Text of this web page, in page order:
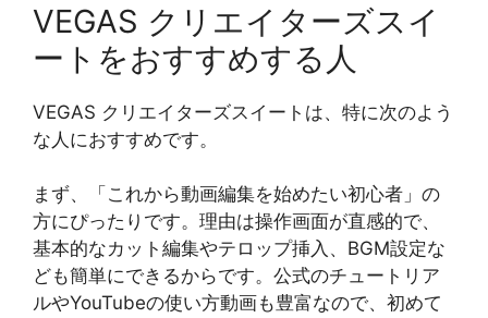
VEGAS クリエイターズスイ
ートをおすすめする人
VEGAS クリエイターズスイートは、特に次のよう
な人におすすめです。
まず、「これから動画編集を始めたい初心者」の
方にぴったりです。理由は操作画面が直感的で、
基本的なカット編集やテロップ挿入、BGM設定な
ども簡単にできるからです。公式のチュートリア
ルやYouTubeの使い方動画も豊富なので、初めて